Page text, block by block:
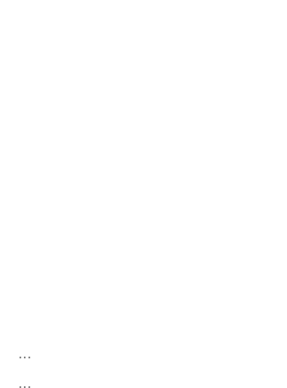
...
...